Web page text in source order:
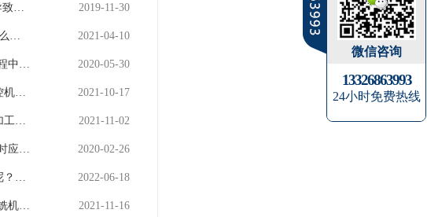
撞 2019-11-30
？ 2021-04-10
中发 2020-05-30
床 2021-10-17
中 2021-11-02
应该 2020-02-26
鸿 2022-06-18
机品 2021-11-16
微信咨询
13326863993
24小时免费热线